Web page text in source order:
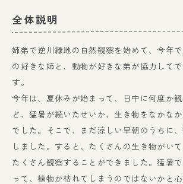
全体説明
姉弟で逆川緑地の自然観察を始めて、今年
の好きな姉と、動物が好きな弟が協力して
す。
今年は、夏休みが始まって、日中に何度か
ど、猛暑が続いたせいか、生き物をなかな
でした。そこで、まだ涼しい早朝のうちに
しました。すると、たくさんの生き物がい
たくさん観察することができました。猛暑
って、植物が枯れてしまうのではないかと